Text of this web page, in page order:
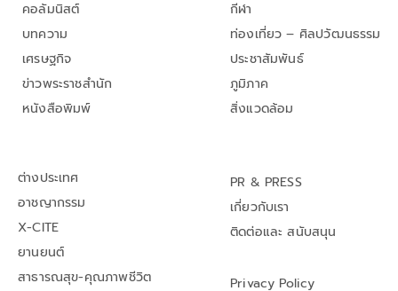
คอลัมนิสต์
บทความ
เศรษฐกิจ
ข่าวพระราชสำนัก
หนังสือพิมพ์
กีฬา
ท่องเที่ยว – ศิลปวัฒนธรรม
ประชาสัมพันธ์
ภูมิภาค
สิ่งแวดล้อม
ต่างประเทศ
อาชญากรรม
X-CITE
ยานยนต์
สาธารณสุข-คุณภาพชีวิต
PR & PRESS
เกี่ยวกับเรา
ติดต่อและ สนับสนุน
Privacy Policy